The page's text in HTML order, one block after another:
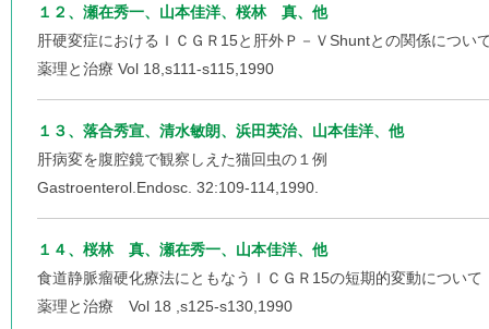
１２、瀬在秀一、山本佳洋、桜林 真、他
肝硬変症におけるＩＣＧＲ15と肝外Ｐ－ＶShuntとの関係について
薬理と治療 Vol 18,s111-s115,1990
１３、落合秀宣、清水敏朗、浜田英治、山本佳洋、他
肝病変を腹腔鏡で観察しえた猫回虫の１例
Gastroenterol.Endosc. 32:109-114,1990.
１４、桜林 真、瀬在秀一、山本佳洋、他
食道静脈瘤硬化療法にともなうＩＣＧＲ15の短期的変動について
薬理と治療 Vol 18 ,s125-s130,1990